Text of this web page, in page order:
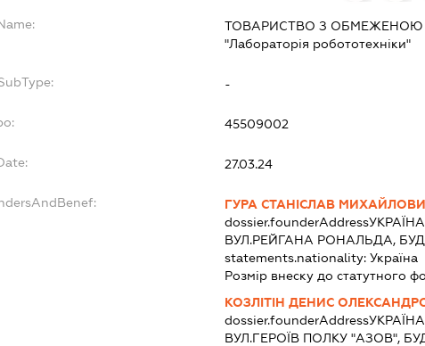
ТОВАРИСТВО З ОБМЕЖЕНОЮ
"Лабораторія робототехніки"
-
45509002
27.03.24
ГУРА СТАНІСЛАВ
dossier.founderAddress
ВУЛ.РЕЙГАНА РОНАЛЬДА,
statements.nationality: Україна
Розмір внеску до статутного
КОЗЛІТІН ДЕНИС
dossier.founderAddress
ВУЛ.ГЕРОЇВ ПОЛКУ "АЗОВ",